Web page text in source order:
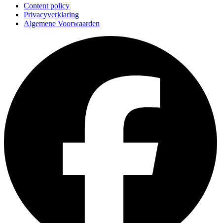
Content policy
Privacyverklaring
Algemene Voorwaarden